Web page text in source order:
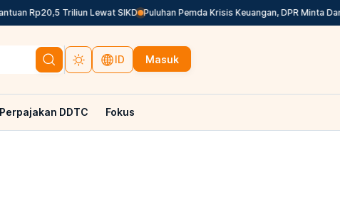
Rp20,5 Triliun Lewat SIKD Puluhan Pemda Krisis Keuangan, DPR Minta
ID Masuk
Perpajakan DDTC Fokus